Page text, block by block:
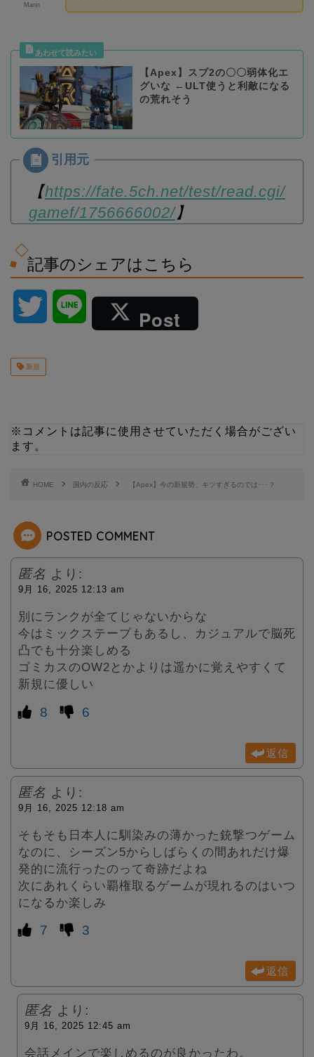
Marin
【Apex】スプ2の〇〇弱体化エ
グいな ←ULT使うと利敵になる
の荒れそう
【https://fate.5ch.net/test/read.cgi/
gamef/1756666002/】
記事のシェアはこちら
Post
新規
※コメントは記事に使用させていただく場合がござい
ます。
HOME 国内の反応 【Apex】今の新規勢、キツすぎるのでは･･･？
POSTED COMMENT
匿名 より:
9月 16, 2025 12:13 am
別にランクが全てじゃないからな
今はミックステープもあるし、カジュアルで脳死
凸でも十分楽しめる
ゴミカスのOW2とかよりは遥かに覚えやすくて
新規に優しい
8 6
返信
匿名 より:
9月 16, 2025 12:18 am
そもそも日本人に馴染みの薄かった銃撃つゲーム
なのに、シーズン5からしばらくの間あれだけ爆
発的に流行ったのって奇跡だよね
次にあれくらい覇権取るゲームが現れるのはいつ
になるか楽しみ
7 3
返信
匿名 より:
9月 16, 2025 12:45 am
会話メインで楽しめるのが良かったわ。